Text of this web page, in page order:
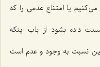
می‌کنیم یا امتناع عدمی را که
داده بشود از باب اینکه
نسبت به وجود و عدم است